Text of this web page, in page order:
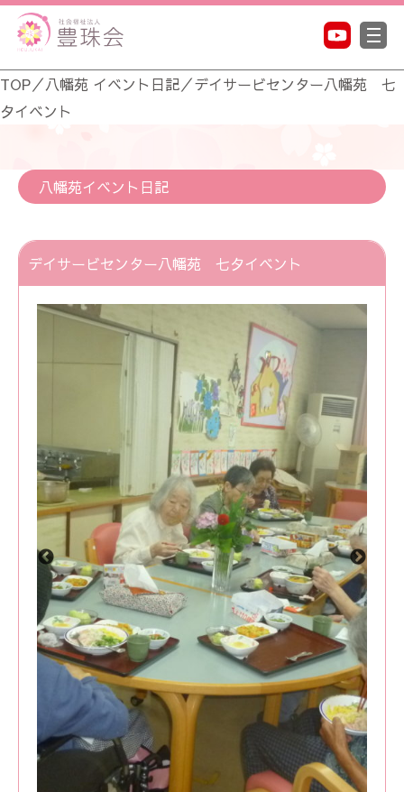
TOP／八幡苑 イベント日記／デイサービセンター八幡苑 七
夕イベント
八幡苑イベント日記
デイサービセンター八幡苑 七夕イベント